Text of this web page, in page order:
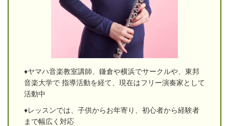
♦ヤマハ音楽教室講師、鎌倉や横浜でサークルや、東邦
音楽大学で 指導活動を経て、現在はフリー演奏家として
活動中
♦レッスンでは、子供からお年寄り、初心者から経験者
まで幅広く対応